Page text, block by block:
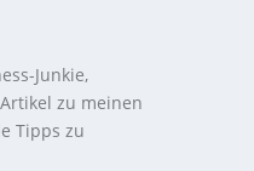
Junkie,
zu meinen
Tipps zu